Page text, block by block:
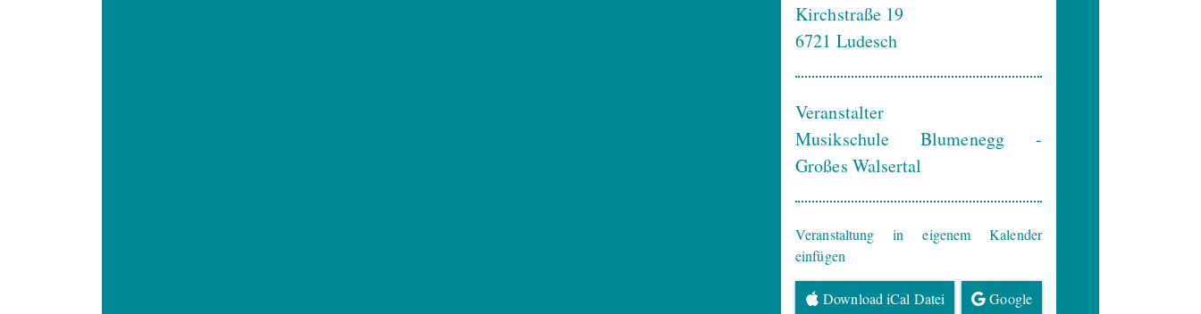
Kirchstraße 19
6721 Ludesch
Veranstalter
Musikschule Blumenegg -
Großes Walsertal
Veranstaltung in eigenem Kalender
einfügen
Download iCal Datei Google